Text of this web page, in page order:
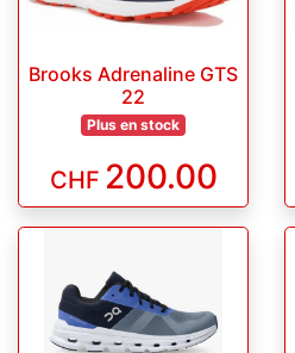
Brooks Adrenaline GTS
22
Plus en stock
CHF 200.00